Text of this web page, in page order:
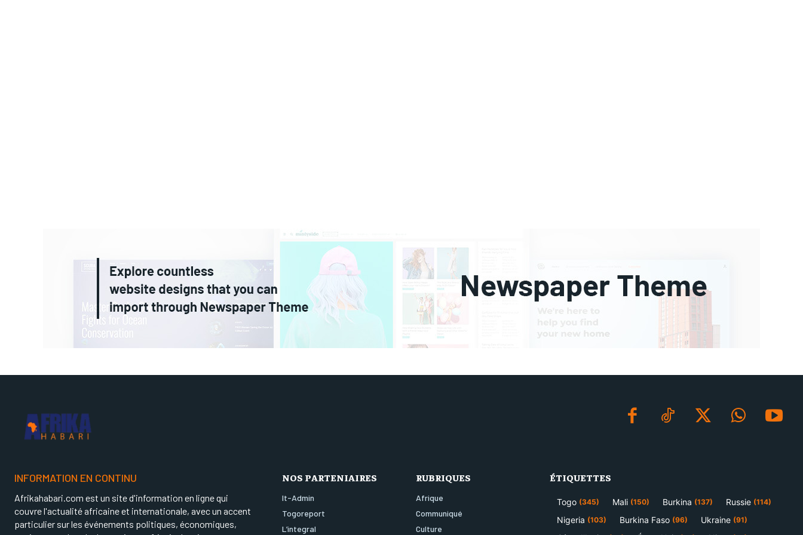
INFORMATION EN CONTINU
Afrikahabari.com est un site d'information en ligne qui
couvre l'actualité africaine et internationale, avec un accent
particulier sur les événements politiques, économiques,
NOS PARTENIAIRES
It-Admin
Togoreport
L’integral
RUBRIQUES
Afrique
Communiqué
Culture
ÉTIQUETTES
Togo (345) Mali (150) Burkina (137) Russie (114)
Nigeria (103) Burkina Faso (96) Ukraine (91)